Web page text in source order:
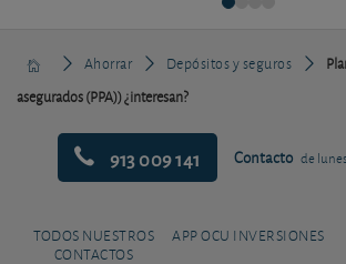
Ahorrar Depósitos y seguros
asegurados (PPA)) ¿interesan?
913 009 141 Contacto de
TODOS NUESTROS
CONTACTOS
APP OCU INVERSIONES